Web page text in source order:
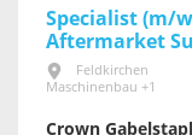
Specialist (m/
Aftermarket
Feldkirchen
Maschinenbau +1
Crown